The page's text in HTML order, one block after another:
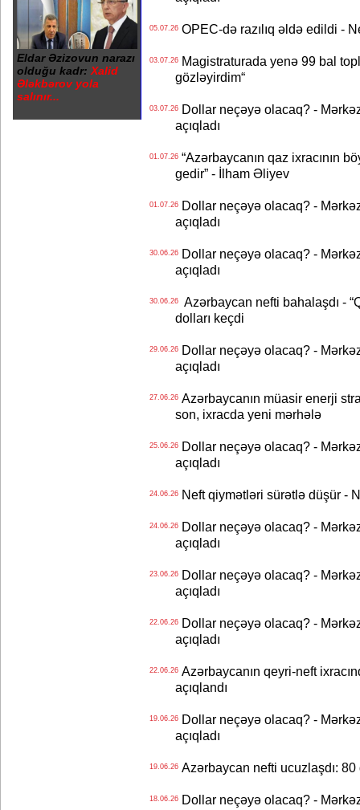
Eldar Əzizovun narazı
olduğu kadr: Xalid
Ələkbərov yola
salınır...
05.07.26OPEC-də razılıq əldə edildi -
03.07.26Magistraturada yenə 99 bal
gözləyirdim“
03.07.26Dollar neçəyə olacaq? -
açıqladı
01.07.26“Azərbaycanın qaz ixracının
gedir” - İlham Əliyev
01.07.26Dollar neçəyə olacaq? -
açıqladı
30.06.26Dollar neçəyə olacaq? -
açıqladı
30.06.26Azərbaycan nefti bahalaşdı -
dolları keçdi
29.06.26Dollar neçəyə olacaq? -
açıqladı
27.06.26Azərbaycanın müasir enerji
son, ixracda yeni mərhələ
25.06.26Dollar neçəyə olacaq? -
açıqladı
24.06.26Neft qiymətləri sürətlə düşür -
24.06.26Dollar neçəyə olacaq? -
açıqladı
23.06.26Dollar neçəyə olacaq? -
açıqladı
22.06.26Dollar neçəyə olacaq? -
açıqladı
22.06.26Azərbaycanın qeyri-neft
açıqlandı
19.06.26Dollar neçəyə olacaq? -
açıqladı
19.06.26Azərbaycan nefti ucuzlaşdı: 80
18.06.26Dollar neçəyə olacaq? -